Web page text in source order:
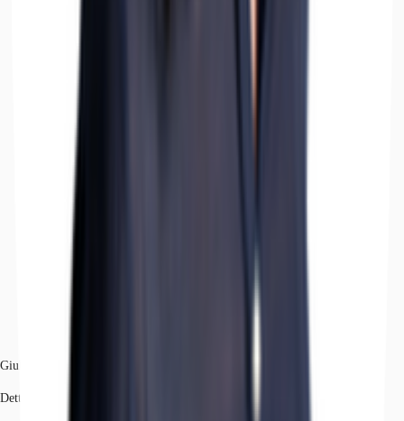
Giulia Amati
Dettagli dell'agente